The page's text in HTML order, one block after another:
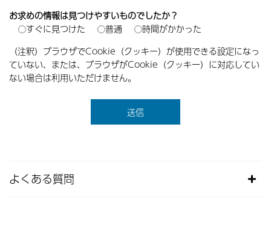
お求めの情報は見つけやすいものでしたか？
すぐに見つけた
普通
時間がかかった
（注釈）ブラウザでCookie（クッキー）が使用できる設定になっ
ていない、または、ブラウザがCookie（クッキー）に対応してい
ない場合は利用いただけません。
よくある質問